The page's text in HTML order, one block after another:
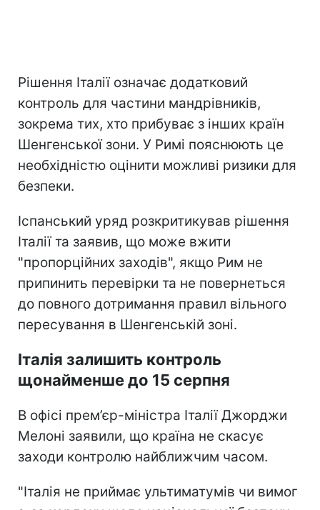
Рішення Італії означає додатковий
контроль для частини мандрівників,
зокрема тих, хто прибуває з інших країн
Шенгенської зони. У Римі пояснюють це
необхідністю оцінити можливі ризики для
безпеки.
Іспанський уряд розкритикував рішення
Італії та заявив, що може вжити
"пропорційних заходів", якщо Рим не
припинить перевірки та не повернеться
до повного дотримання правил вільного
пересування в Шенгенській зоні.
Італія залишить контроль
щонайменше до 15 серпня
В офісі прем’єр-міністра Італії Джорджи
Мелоні заявили, що країна не скасує
заходи контролю найближчим часом.
"Італія не приймає ультиматумів чи вимог